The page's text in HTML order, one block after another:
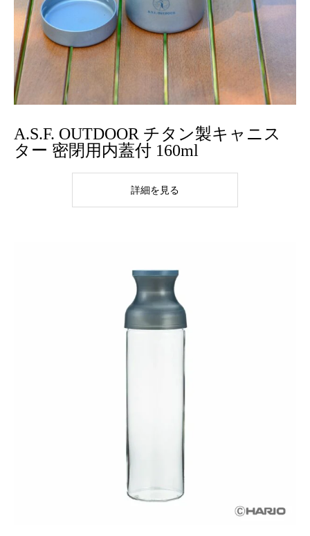
A.S.F. OUTDOOR チタン製キャニス
ター 密閉用内蓋付 160ml
詳細を見る